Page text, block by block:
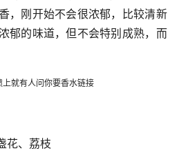
，刚开始不会很浓郁，比较清新
郁的味道，但不会特别成熟，而
花、荔枝